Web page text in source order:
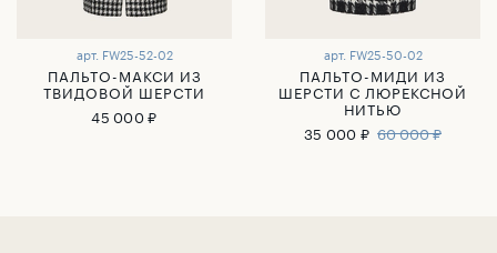
арт. FW25-52-02
ПАЛЬТО-МАКСИ ИЗ
ТВИДОВОЙ ШЕРСТИ
45 000 ₽
арт. FW25-50-02
ПАЛЬТО-МИДИ ИЗ
ШЕРСТИ С ЛЮРЕКСНОЙ
НИТЬЮ
35 000 ₽ 60 000 ₽